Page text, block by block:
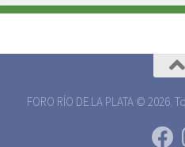
FORO RÍO DE LA PLATA ©